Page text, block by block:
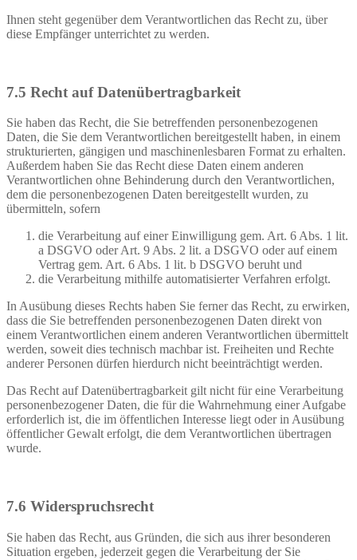
Ihnen steht gegenüber dem Verantwortlichen das Recht zu, über
diese Empfänger unterrichtet zu werden.
7.5 Recht auf Datenübertragbarkeit
Sie haben das Recht, die Sie betreffenden personenbezogenen
Daten, die Sie dem Verantwortlichen bereitgestellt haben, in einem
strukturierten, gängigen und maschinenlesbaren Format zu erhalten.
Außerdem haben Sie das Recht diese Daten einem anderen
Verantwortlichen ohne Behinderung durch den Verantwortlichen,
dem die personenbezogenen Daten bereitgestellt wurden, zu
übermitteln, sofern
die Verarbeitung auf einer Einwilligung gem. Art. 6 Abs. 1 lit.
a DSGVO oder Art. 9 Abs. 2 lit. a DSGVO oder auf einem
Vertrag gem. Art. 6 Abs. 1 lit. b DSGVO beruht und
die Verarbeitung mithilfe automatisierter Verfahren erfolgt.
In Ausübung dieses Rechts haben Sie ferner das Recht, zu erwirken,
dass die Sie betreffenden personenbezogenen Daten direkt von
einem Verantwortlichen einem anderen Verantwortlichen übermittelt
werden, soweit dies technisch machbar ist. Freiheiten und Rechte
anderer Personen dürfen hierdurch nicht beeinträchtigt werden.
Das Recht auf Datenübertragbarkeit gilt nicht für eine Verarbeitung
personenbezogener Daten, die für die Wahrnehmung einer Aufgabe
erforderlich ist, die im öffentlichen Interesse liegt oder in Ausübung
öffentlicher Gewalt erfolgt, die dem Verantwortlichen übertragen
wurde.
7.6 Widerspruchsrecht
Sie haben das Recht, aus Gründen, die sich aus ihrer besonderen
Situation ergeben, jederzeit gegen die Verarbeitung der Sie